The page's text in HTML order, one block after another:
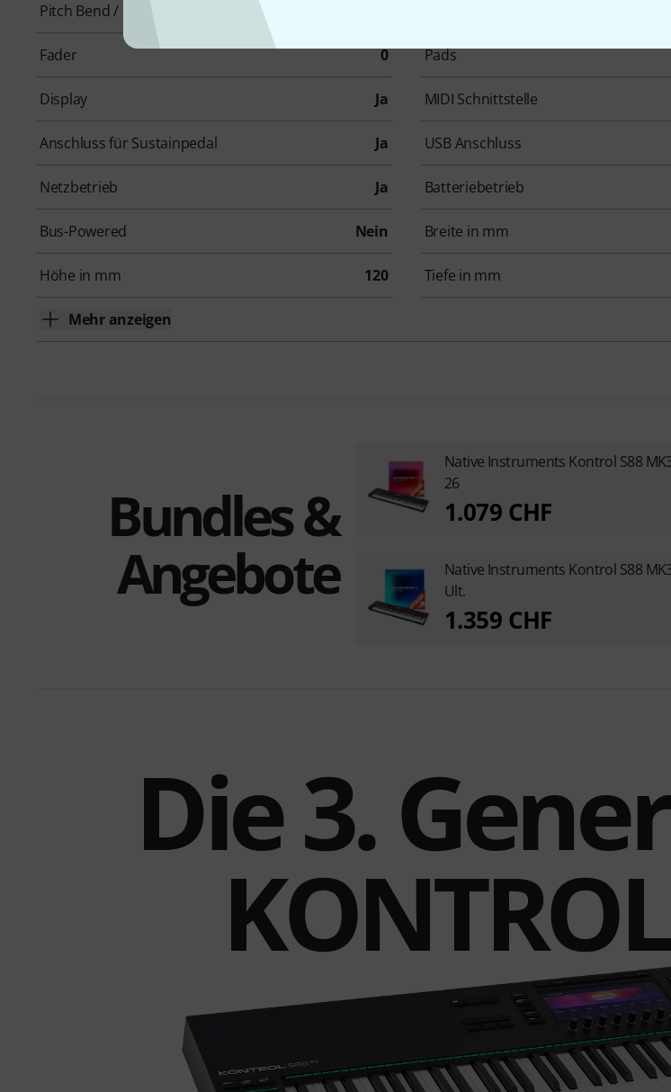
Pitch Bend / Modulation
Fader 0 Pads
Display Ja MIDI Schnittstelle
Anschluss für Sustainpedal Ja USB Anschluss
Netzbetrieb Ja Batteriebetrieb
Bus-Powered Nein Breite in mm
Höhe in mm 120 Tiefe in mm
Mehr anzeigen
Bundles &
Angebote
Native Instruments Kontrol S88
26
1.079 CHF
Native Instruments Kontrol S88
Ult.
1.359 CHF
Die 3.